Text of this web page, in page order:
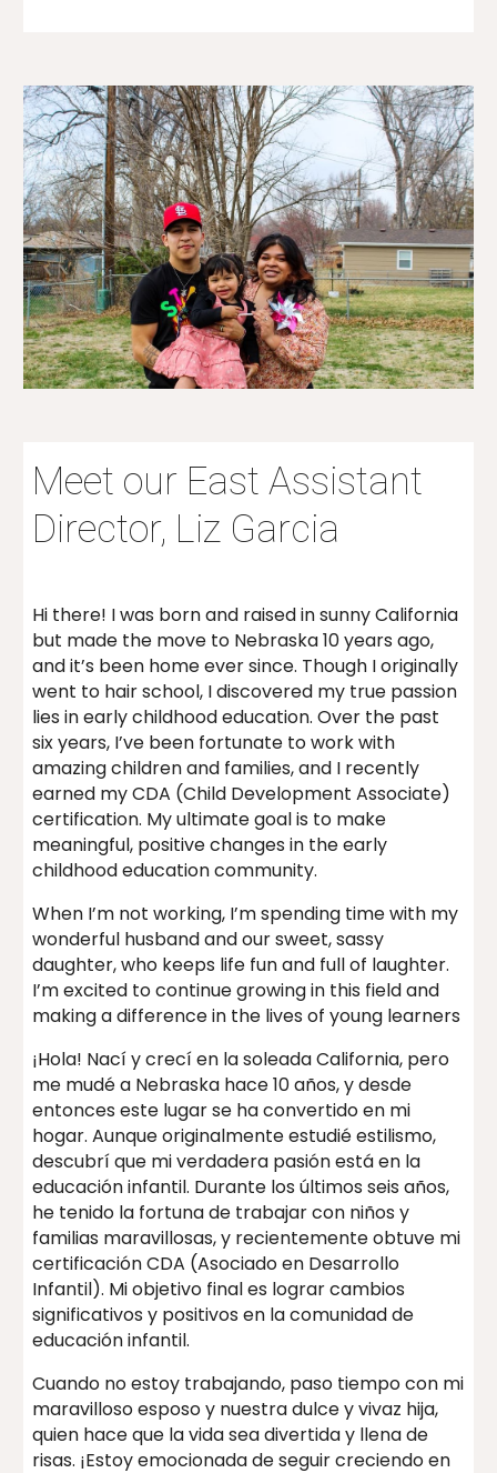
Meet our East Assistant
Director, Liz Garcia
Hi there! I was born and raised in sunny California
but made the move to Nebraska 10 years ago,
and it’s been home ever since. Though I originally
went to hair school, I discovered my true passion
lies in early childhood education. Over the past
six years, I’ve been fortunate to work with
amazing children and families, and I recently
earned my CDA (Child Development Associate)
certification. My ultimate goal is to make
meaningful, positive changes in the early
childhood education community.
When I’m not working, I’m spending time with my
wonderful husband and our sweet, sassy
daughter, who keeps life fun and full of laughter.
I’m excited to continue growing in this field and
making a difference in the lives of young learners
¡Hola! Nací y crecí en la soleada California, pero
me mudé a Nebraska hace 10 años, y desde
entonces este lugar se ha convertido en mi
hogar. Aunque originalmente estudié estilismo,
descubrí que mi verdadera pasión está en la
educación infantil. Durante los últimos seis años,
he tenido la fortuna de trabajar con niños y
familias maravillosas, y recientemente obtuve mi
certificación CDA (Asociado en Desarrollo
Infantil). Mi objetivo final es lograr cambios
significativos y positivos en la comunidad de
educación infantil.
Cuando no estoy trabajando, paso tiempo con mi
maravilloso esposo y nuestra dulce y vivaz hija,
quien hace que la vida sea divertida y llena de
risas. ¡Estoy emocionada de seguir creciendo en